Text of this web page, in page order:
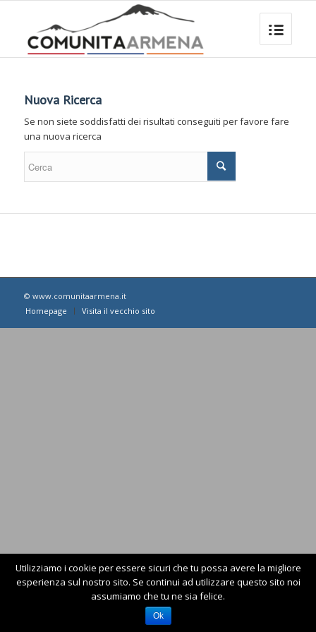
Nuova Ricerca
Se non siete soddisfatti dei risultati conseguiti per favore fare
una nuova ricerca
© www.comunitaarmena.it
Homepage
Visita il vecchio sito
Utilizziamo i cookie per essere sicuri che tu possa avere la migliore
esperienza sul nostro sito. Se continui ad utilizzare questo sito noi
assumiamo che tu ne sia felice.
Ok